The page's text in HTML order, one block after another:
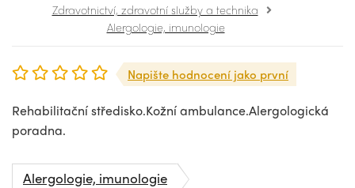
Zdravotnictví, zdravotní služby a technika
Alergologie, imunologie
Napište hodnocení jako první
Rehabilitační středisko.Kožní ambulance.Alergologická
poradna.
Alergologie, imunologie